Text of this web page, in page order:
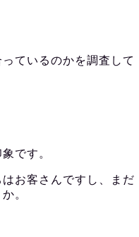
ているのかを調査して
です。
お客さんですし、まだ
。